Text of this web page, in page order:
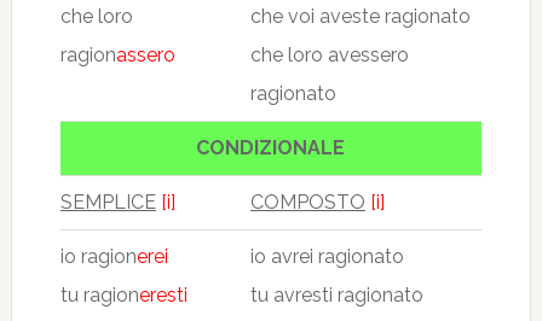
che loro
ragionassero
che voi aveste ragionato
che loro avessero
ragionato
CONDIZIONALE
SEMPLICE [i] COMPOSTO [i]
io ragionerei
tu ragioneresti
io avrei ragionato
tu avresti ragionato